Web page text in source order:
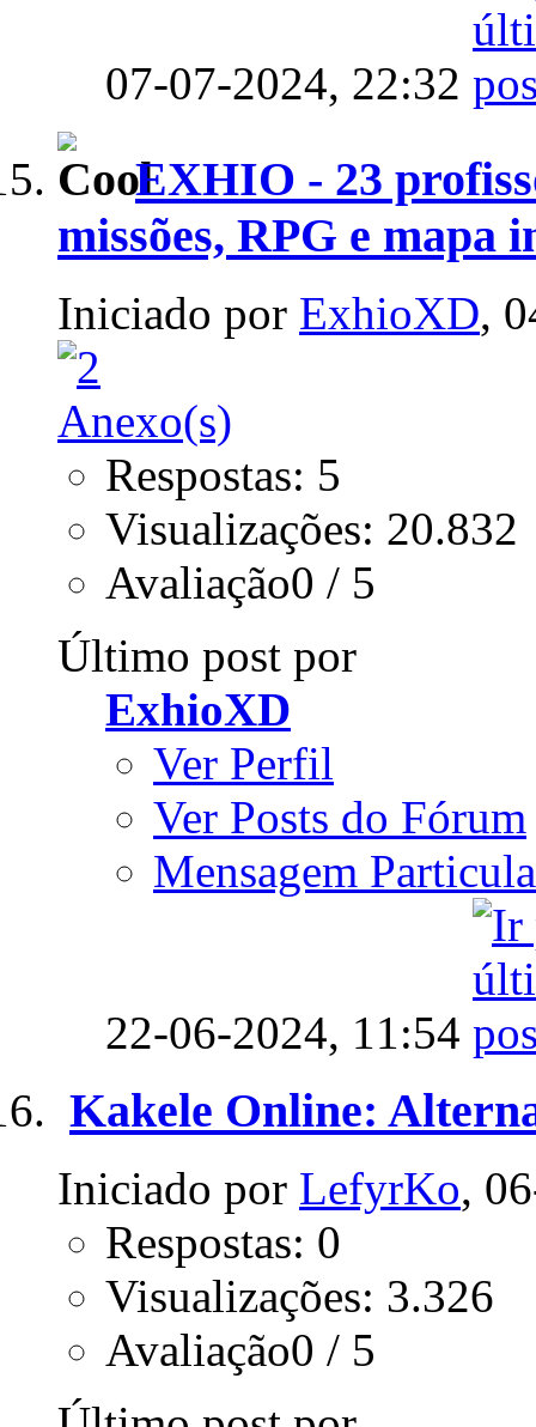
07-07-2024, 22:32
EXHIO - 23
missões, RPG e mapa
Iniciado por ExhioXD,
Respostas: 5
Visualizações: 20.832
Avaliação0 / 5
Último post por
ExhioXD
Ver Perfil
Ver Posts do Fórum
Mensagem
22-06-2024, 11:54
Kakele Online:
Iniciado por LefyrKo,
Respostas: 0
Visualizações: 3.326
Avaliação0 / 5